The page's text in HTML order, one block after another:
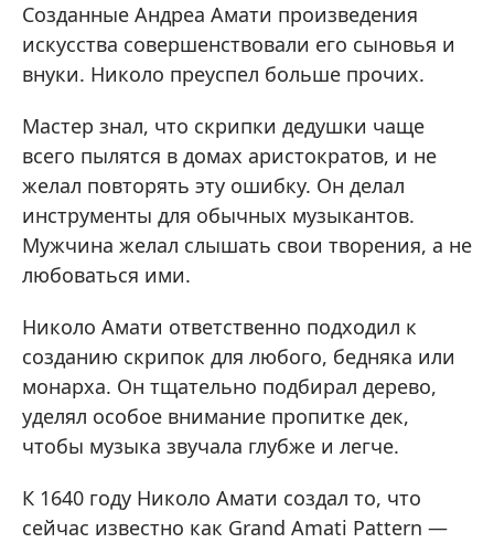
Созданные Андреа Амати произведения
искусства совершенствовали его сыновья и
внуки. Николо преуспел больше прочих.
Мастер знал, что скрипки дедушки чаще
всего пылятся в домах аристократов, и не
желал повторять эту ошибку. Он делал
инструменты для обычных музыкантов.
Мужчина желал слышать свои творения, а не
любоваться ими.
Николо Амати ответственно подходил к
созданию скрипок для любого, бедняка или
монарха. Он тщательно подбирал дерево,
уделял особое внимание пропитке дек,
чтобы музыка звучала глубже и легче.
К 1640 году Николо Амати создал то, что
сейчас известно как Grand Amati Pattern —